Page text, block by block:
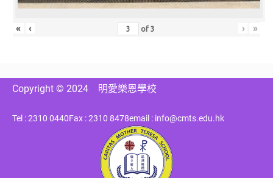
« ‹ of3 › »
Copyright © 2024 明愛樂恩學校
Tel : 2310 0440Fax : 2310 8478email : info@cmts.edu.hk